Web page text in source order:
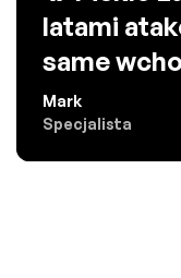
latami
same
Mark
Specjalista